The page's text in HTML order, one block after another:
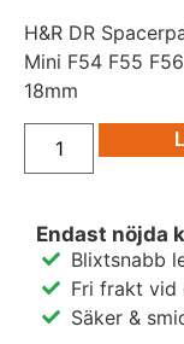
H&R DR
Mini F54 F55
18mm
Endast nöjda
Blixtsnabb
Fri frakt vid
Säker &